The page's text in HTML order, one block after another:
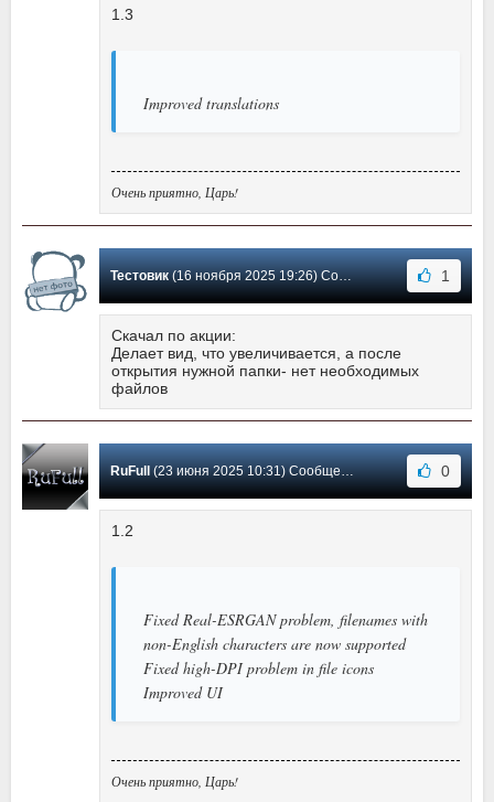
1.3
Improved translations
Очень приятно, Царь!
Тестовик(16 ноября 2025 19:26) Сообщение #2 1
Скачал по акции:
Делает вид, что увеличивается, а после
открытия нужной папки- нет необходимых
файлов
RuFull(23 июня 2025 10:31) Сообщение #1 0
1.2
Fixed Real-ESRGAN problem, filenames with
non-English characters are now supported
Fixed high-DPI problem in file icons
Improved UI
Очень приятно, Царь!